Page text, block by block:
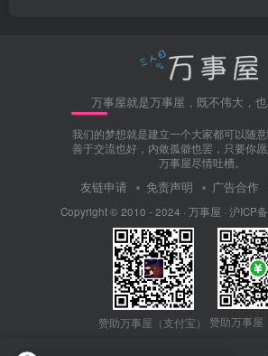
万事屋就是万事屋，既不伟大，也
我们的梦想就是建立一个大家都可以随意
善于交流也好，内敛孤僻也罢，只要你
万事屋尽情吐槽。
友链申请 免责声明 广告合作
Copyright © 2010 - 2024 · 万事屋 · 沪ICP
赞助万事屋（支付宝） 赞助万事屋